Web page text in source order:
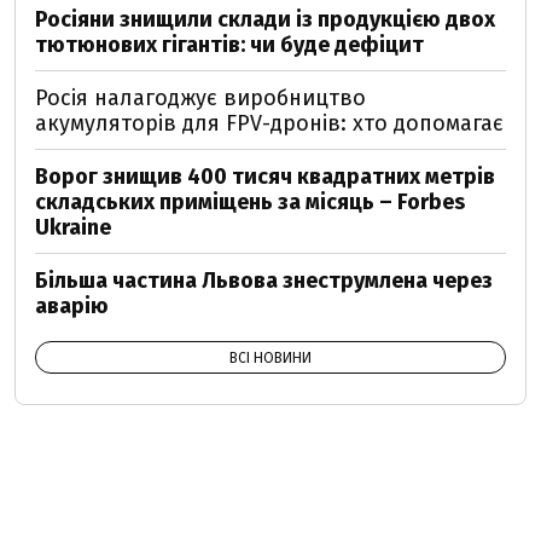
Росіяни знищили склади із продукцією двох
тютюнових гігантів: чи буде дефіцит
Росія налагоджує виробництво
акумуляторів для FPV-дронів: хто допомагає
Ворог знищив 400 тисяч квадратних метрів
складських приміщень за місяць – Forbes
Ukraine
Більша частина Львова знеструмлена через
аварію
ВСІ НОВИНИ